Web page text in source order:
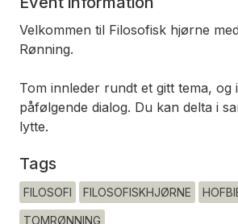
Velkommen til Filosofisk hjørne
Rønning.
Tom innleder rundt et gitt tema, og
påfølgende dialog. Du kan delta i
lytte.
Tags
FILOSOFI FILOSOFISKHJØRNE
TOMRØNNING